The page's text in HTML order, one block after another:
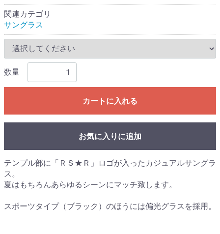
関連カテゴリ
サングラス
数量
カートに入れる
お気に入りに追加
テンプル部に「ＲＳ★Ｒ」ロゴが入ったカジュアルサングラ
ス。
夏はもちろんあらゆるシーンにマッチ致します。
スポーツタイプ（ブラック）のほうには偏光グラスを採用。